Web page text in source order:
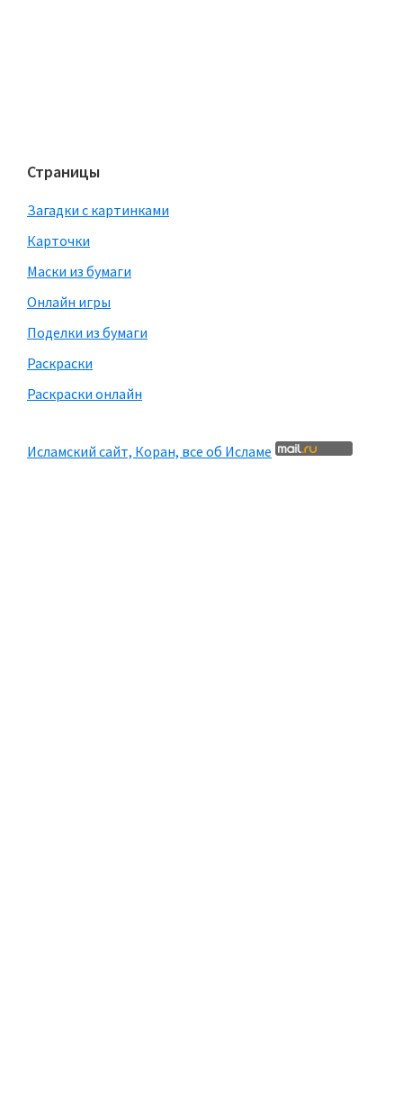
Страницы
Загадки с картинками
Карточки
Маски из бумаги
Онлайн игры
Поделки из бумаги
Раскраски
Раскраски онлайн
Исламский сайт, Коран, все об Исламе